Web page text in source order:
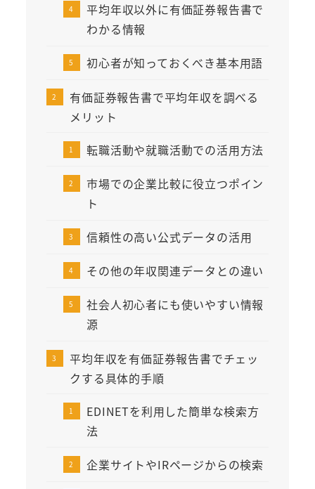
平均年収以外に有価証券報告書で
わかる情報
初心者が知っておくべき基本用語
有価証券報告書で平均年収を調べる
メリット
転職活動や就職活動での活用方法
市場での企業比較に役立つポイン
ト
信頼性の高い公式データの活用
その他の年収関連データとの違い
社会人初心者にも使いやすい情報
源
平均年収を有価証券報告書でチェッ
クする具体的手順
EDINETを利用した簡単な検索方
法
企業サイトやIRページからの検索